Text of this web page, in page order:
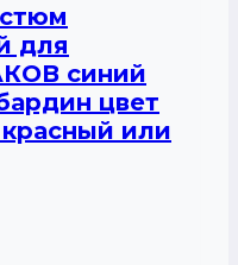
для
синий
цвет
или